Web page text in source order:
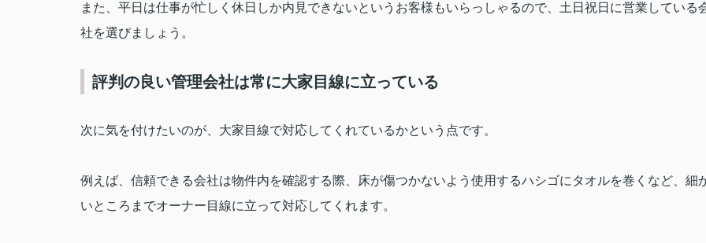
また、平日は仕事が忙しく休日しか内見できないというお客様もいらっしゃるので、土日祝日に営業している
社を選びましょう。
評判の良い管理会社は常に大家目線に立っている
次に気を付けたいのが、大家目線で対応してくれているかという点です。
例えば、信頼できる会社は物件内を確認する際、床が傷つかないよう使用するハシゴにタオルを巻くなど、細
いところまでオーナー目線に立って対応してくれます。